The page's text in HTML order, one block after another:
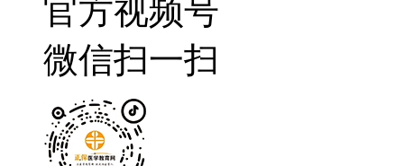
官方视频号
微信扫一扫